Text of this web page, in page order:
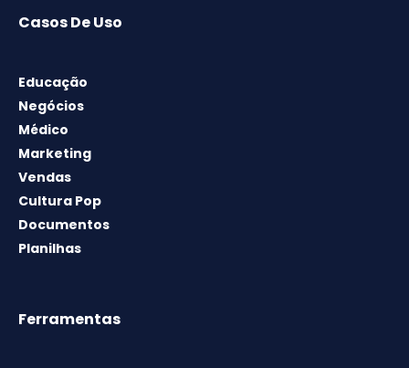
Casos De Uso
Educação
Negócios
Médico
Marketing
Vendas
Cultura Pop
Documentos
Planilhas
Ferramentas